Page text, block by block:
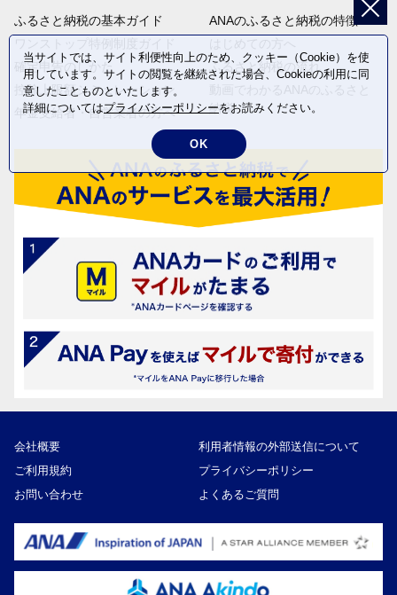
ふるさと納税の基本ガイド
確定申告のしかた
控除上限額シミュレーション
年金受給者・自営業者の方へ
ANAのふるさと納税の特徴
ふるさと納税の流れ
納税
会社概要
利用者情報の外部送信について
ご利用規約
プライバシーポリシー
お問い合わせ
よくあるご質問
当サイトでは、サイト利便性向上のため、クッキー（Cookie）を使
用しています。サイトの閲覧を継続された場合、Cookieの利用に同
意したことものといたします。
詳細についてはプライバシーポリシーをお読みください。
OK